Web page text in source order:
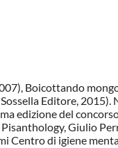
Boicottando
Editore, 2015).
edizione del
Giulio
Centro di igiene